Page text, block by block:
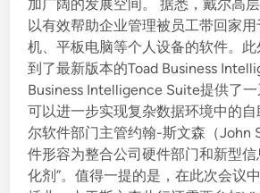
加广阔的发展空间。 据悉，戴尔高
以有效帮助企业管理被员工带回家
机、平板电脑等个人设备的软件。
到了最新版本的Toad Business
Business Intelligence Suite提供了
可以进一步实现复杂数据环境中的
尔软件部门主管约翰-斯文森（John
件形容为整合公司硬件部门和新型信
化剂”。值得一提的是，在此次会议